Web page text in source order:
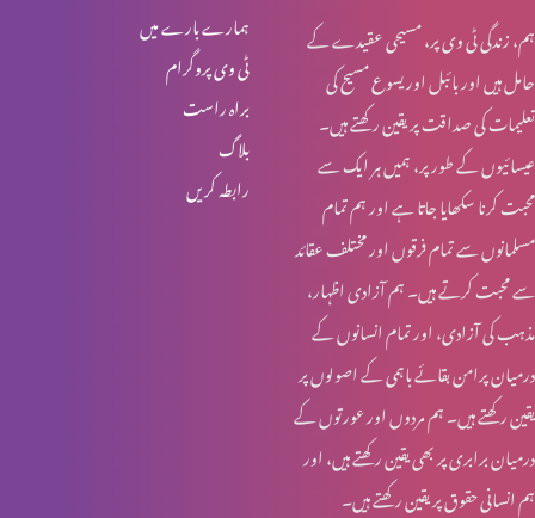
یسوع – ہماری زندہ امید
تجسمِ نورِ جہاں
ایمانویل: خدا ہمارے ساتھ
عیدِ میلادِ مسیح: مبارکباد
ہمارے بارے میں
ٹی وی پروگرام
براہ راست
بلاگ
رابطہ کریں
ہم، زندگی ٹی وی پر، مسیحی عقیدے کے
حامل ہیں اور بائبل اور یسوع مسیح کی
تعلیمات کی صداقت پر یقین رکھتے ہیں۔
عیسائیوں کے طور پر، ہمیں ہر ایک سے
محبت کرنا سکھایا جاتا ہے اور ہم تمام
مسلمانوں سے تمام فرقوں اور مختلف عقائد
سے محبت کرتے ہیں۔ ہم آزادی اظہار،
مذہب کی آزادی، اور تمام انسانوں کے
درمیان پرامن بقائے باہمی کے اصولوں پر
یقین رکھتے ہیں۔ ہم مردوں اور عورتوں کے
درمیان برابری پر بھی یقین رکھتے ہیں، اور
ہم انسانی حقوق پر یقین رکھتے ہیں۔